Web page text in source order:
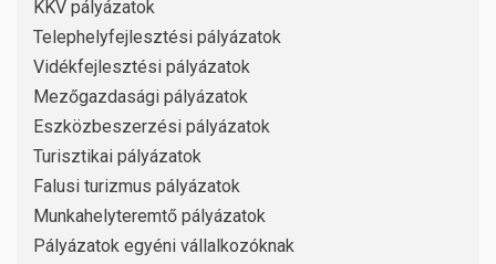
KKV pályázatok
Telephelyfejlesztési pályázatok
Vidékfejlesztési pályázatok
Mezőgazdasági pályázatok
Eszközbeszerzési pályázatok
Turisztikai pályázatok
Falusi turizmus pályázatok
Munkahelyteremtő pályázatok
Pályázatok egyéni vállalkozóknak